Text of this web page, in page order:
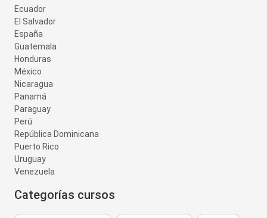
Ecuador
El Salvador
España
Guatemala
Honduras
México
Nicaragua
Panamá
Paraguay
Perú
República Dominicana
Puerto Rico
Uruguay
Venezuela
Categorías cursos